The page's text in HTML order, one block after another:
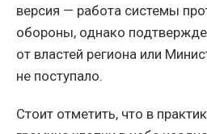
версия — работа системы
обороны, однако
от властей региона или
не поступало.
Стоит отметить, что в